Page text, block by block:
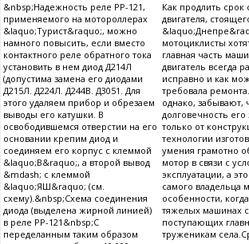
&nbsp;Надежность реле РР-121,
применяемого на мотороллерах
&laquo;Турист&raquo;, можно
намного повысить, если вместо
контактного реле обратного тока
установить в нем диод Д214Л
(допустима замена его диодами
Д215Л. Д224Л. Д244В. Д3051. Для
этого удаляем прибор и обрезаем
выводы его катушки. В
освободившемся отверстии на его
основании крепим диод и
соединяем его корпус с клеммой
&laquo;В&raquo;, а второй вывод
&mdash; с клеммой
&laquo;ЯШ&raquo; (см.
схему).&nbsp;Схема соединения
диода (выделена жирной линией)
в реле РР-121&nbsp;С
переделанным таким образом
Как продлить срок
двигателя,
мотоциклисты
главная часть
двигатель всегда
исправно и как
требовала
однако, забывают,
долговечность его
только от
технологии
умения грамотно
мотор в связи с
эксплуатации, а
самого владельца
особенности,
тяжелых машинах
поступающих
труженикам